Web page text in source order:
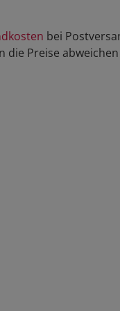
bei
die Preise abweichen